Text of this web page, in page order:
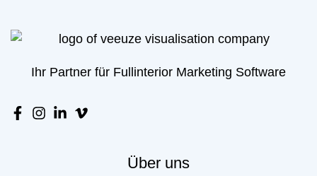
Ihr Partner für Fullinterior Marketing Software
Über uns